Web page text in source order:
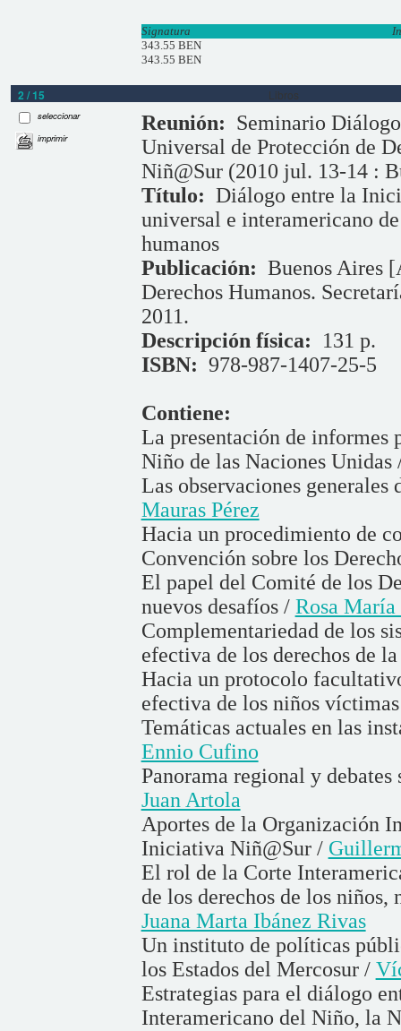
Signatura
343.55 BEN
343.55 BEN
2 / 15 Libros
seleccionar
imprimir
Reunión: Seminario
Universal de Protección de
Niñ@Sur (2010 jul. 13-14 :
Título: Diálogo entre la
universal e interamericano
humanos
Publicación: Buenos Aires
Derechos Humanos.
2011.
Descripción física: 131 p.
ISBN: 978-987-1407-25-5
Contiene:
La presentación de informes
Niño de las Naciones
Las observaciones
Mauras Pérez
Hacia un procedimiento de
Convención sobre los
El papel del Comité de los
nuevos desafíos / Rosa
Complementariedad de los
efectiva de los derechos de
Hacia un protocolo
efectiva de los niños
Temáticas actuales en las
Ennio Cufino
Panorama regional y
Juan Artola
Aportes de la Organización
Iniciativa Niñ@Sur /
El rol de la Corte
de los derechos de los niños,
Juana Marta Ibánez Rivas
Un instituto de políticas
los Estados del Mercosur /
Estrategias para el diálogo
Interamericano del Niño, la